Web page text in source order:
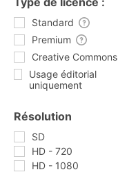
Standard
Premium
Creative Commons
Usage éditorial
uniquement
Résolution
SD
HD - 720
HD - 1080